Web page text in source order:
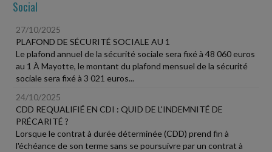
Social
27/10/2025
PLAFOND DE SÉCURITÉ SOCIALE AU 1
Le plafond annuel de la sécurité sociale sera fixé à 48 060 euros
au 1 À Mayotte, le montant du plafond mensuel de la sécurité
sociale sera fixé à 3 021 euros...
24/10/2025
CDD REQUALIFIÉ EN CDI : QUID DE L'INDEMNITÉ DE
PRÉCARITÉ ?
Lorsque le contrat à durée déterminée (CDD) prend fin à
l'échéance de son terme sans se poursuivre par un contrat à